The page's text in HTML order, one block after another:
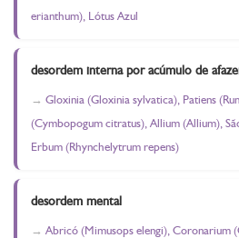
erianthum), Lótus Azul
desordem interna por acúmulo de
Gloxinia (Gloxinia sylvatica), Patiens
(Cymbopogum citratus), Allium (Allium),
Erbum (Rhynchelytrum repens)
desordem mental
Abricó (Mimusops elengi), Coronarium